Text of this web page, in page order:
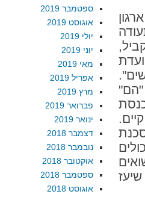
ספטמבר 2019
אוגוסט 2019
יולי 2019
יוני 2019
מאי 2019
אפריל 2019
מרץ 2019
פברואר 2019
ינואר 2019
דצמבר 2018
נובמבר 2018
אוקטובר 2018
ספטמבר 2018
אוגוסט 2018